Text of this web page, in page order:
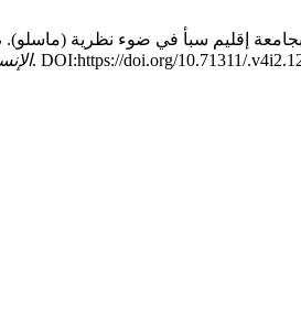
. 4, 2 (2023), 330–361. DOI:https://doi.org/10.71311/